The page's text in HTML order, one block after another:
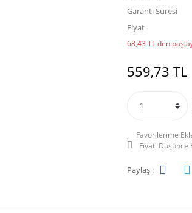
Garanti Süresi
Fiyat
68,43 TL den
559,73 TL
Fiyatı
Paylaş :